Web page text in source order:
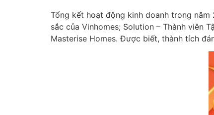
Tổng kết hoạt động kinh doanh trong năm
sắc của Vinhomes; Solution – Thành viên
Masterise Homes. Được biết, thành tích